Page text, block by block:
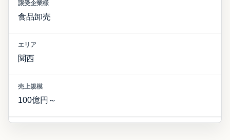
食品卸売
関西
100億円～